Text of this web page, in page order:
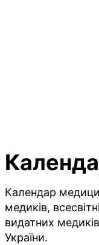
Календар
медиків,
видатних
України.